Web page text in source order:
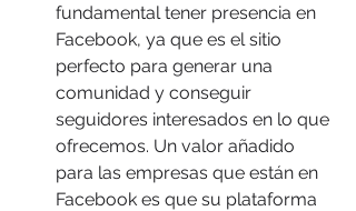
fundamental tener presencia en
Facebook, ya que es el sitio
perfecto para generar una
comunidad y conseguir
seguidores interesados en lo que
ofrecemos. Un valor añadido
para las empresas que están en
Facebook es que su plataforma